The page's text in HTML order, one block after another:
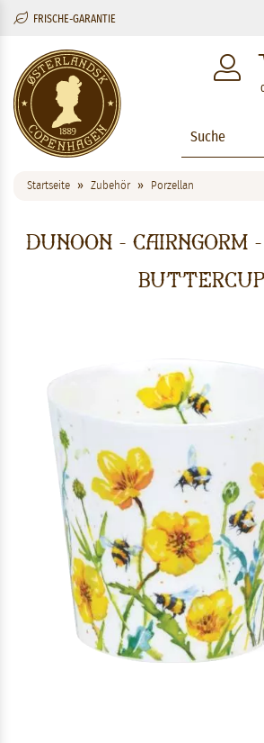
FRISCHE-GARANTIE
Startseite Zubehör Porzellan
Dunoon - Cairngorm -
Buttercup